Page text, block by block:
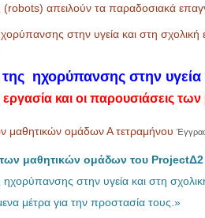
απειλούν τα παραδοσιακά
στην υγεία και στη
της ηχορύπανσης στην
εργασία και οι παρουσιάσεις
μαθητικών ομάδων Α τετραμήνου
μαθητικών ομάδων του
ηχορύπανσης στην υγεία και στη
μέτρα για την προστασία τους.»